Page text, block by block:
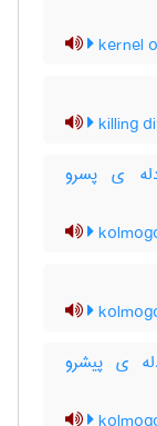
kernel
killing
ی پسرو
ی پیشرو